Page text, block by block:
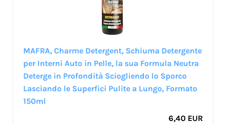
MAFRA, Charme Detergent, Schiuma Detergente
per Interni Auto in Pelle, la sua Formula Neutra
Deterge in Profondità Sciogliendo lo Sporco
Lasciando le Superfici Pulite a Lungo, Formato
150ml
6,40 EUR